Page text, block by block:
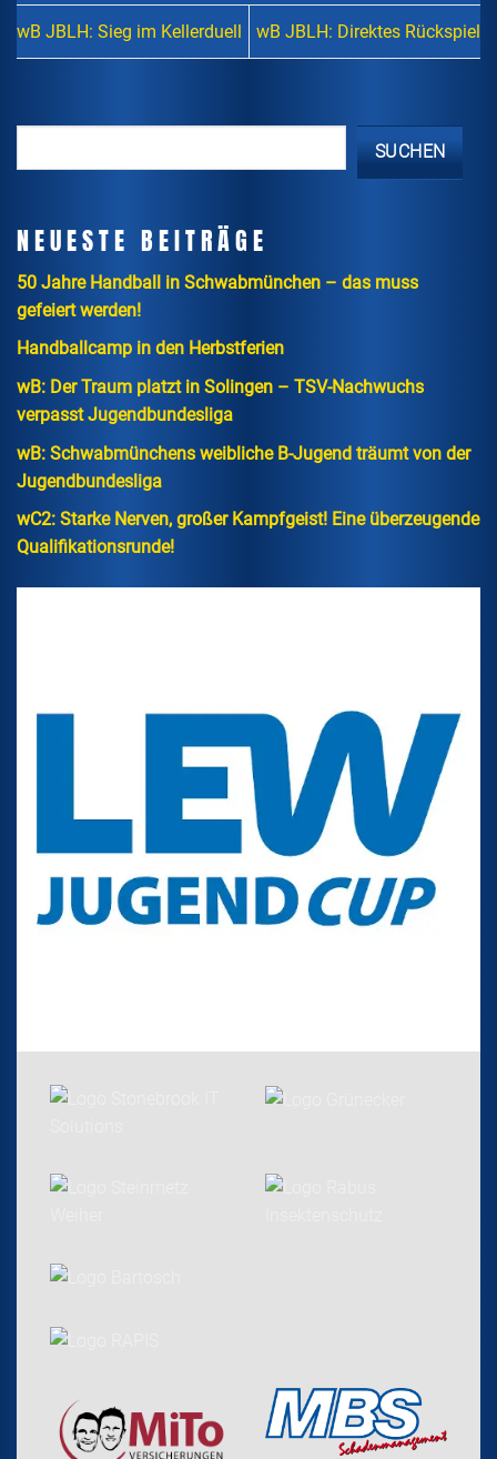
wB JBLH: Sieg im Kellerduell wB JBLH: Direktes Rückspiel
SUCHEN
NEUESTE BEITRÄGE
50 Jahre Handball in Schwabmünchen – das muss
gefeiert werden!
Handballcamp in den Herbstferien
wB: Der Traum platzt in Solingen – TSV-Nachwuchs
verpasst Jugendbundesliga
wB: Schwabmünchens weibliche B-Jugend träumt von der
Jugendbundesliga
wC2: Starke Nerven, großer Kampfgeist! Eine überzeugende
Qualifikationsrunde!